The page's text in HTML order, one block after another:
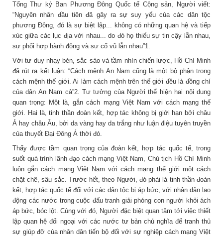
Tổng Thư ký Ban Phương Đông Quốc tế Cộng sản, Người viết:
“Nguyên nhân đầu tiên đã gây ra sự suy yếu của các dân tộc
phương Đông, đó là sự biệt lập... không có những quan hệ và tiếp
xúc giữa các lục địa với nhau... do đó họ thiếu sự tin cậy lẫn nhau,
sự phối hợp hành động và sự cổ vũ lẫn nhau”1.
Với tư duy nhạy bén, sắc sảo và tầm nhìn chiến lược, Hồ Chí Minh
đã rút ra kết luận: “Cách mệnh An Nam cũng là một bộ phận trong
cách mệnh thế giới. Ai làm cách mệnh trên thế giới đều là đồng chí
của dân An Nam cả”2. Tư tưởng của Người thể hiện hai nội dung
quan trọng: Một là, gắn cách mạng Việt Nam với cách mạng thế
giới. Hai là, tinh thần đoàn kết, hợp tác không bị giới hạn bởi châu
Á hay châu Âu, bởi da vàng hay da trắng như luận điệu tuyên truyền
của thuyết Đại Đông Á thời đó.
Thấy được tầm quan trọng của đoàn kết, hợp tác quốc tế, trong
suốt quá trình lãnh đạo cách mạng Việt Nam, Chủ tịch Hồ Chí Minh
luôn gắn cách mạng Việt Nam với cách mạng thế giới một cách
chặt chẽ, sâu sắc. Trước hết, theo Người, đó phải là tinh thần đoàn
kết, hợp tác quốc tế đối với các dân tộc bị áp bức, với nhân dân lao
động các nước trong cuộc đấu tranh giải phóng con người khỏi ách
áp bức, bóc lột. Cùng với đó, Người đặc biệt quan tâm tới việc thiết
lập quan hệ đối ngoại với các nước tư bản chủ nghĩa để tranh thủ
sự giúp đỡ của nhân dân tiến bộ đối với sự nghiệp cách mạng Việt